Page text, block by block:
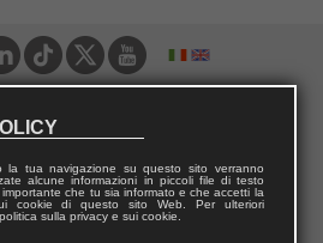
la tua navigazione su questo sito verranno
alcune informazioni in piccoli file di testo
che tu sia informato e che accetti la
cookie di questo sito Web. Per ulteriori
sulla privacy e sui cookie.